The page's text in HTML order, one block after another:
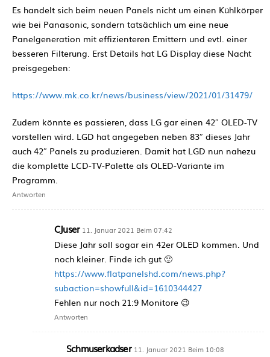
Es handelt sich beim neuen Panels nicht um einen Kühlkörper
wie bei Panasonic, sondern tatsächlich um eine neue
Panelgeneration mit effizienteren Emittern und evtl. einer
besseren Filterung. Erst Details hat LG Display diese Nacht
preisgegeben:
https://www.mk.co.kr/news/business/view/2021/01/31479/
Zudem könnte es passieren, dass LG gar einen 42″ OLED-TV
vorstellen wird. LGD hat angegeben neben 83″ dieses Jahr
auch 42″ Panels zu produzieren. Damit hat LGD nun nahezu
die komplette LCD-TV-Palette als OLED-Variante im
Programm.
Antworten
CJuser 11. Januar 2021 Beim 07:42
Diese Jahr soll sogar ein 42er OLED kommen. Und
noch kleiner. Finde ich gut 🙂
https://www.flatpanelshd.com/news.php?
subaction=showfull&id=1610344427
Fehlen nur noch 21:9 Monitore 😉
Antworten
Schmuserkadser 11. Januar 2021 Beim 10:08